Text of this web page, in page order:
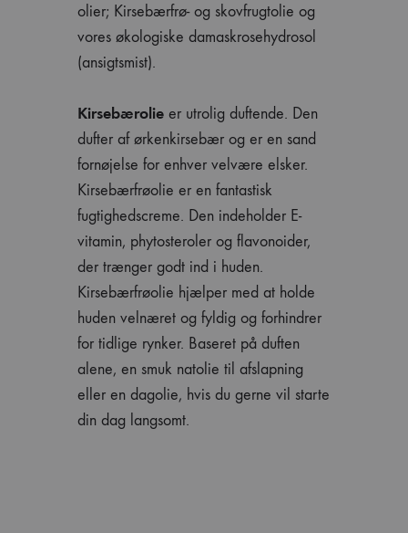
olier; Kirsebærfrø- og skovfrugtolie og
vores økologiske damaskrosehydrosol
(ansigtsmist).
Kirsebærolie er utrolig duftende. Den
dufter af ørkenkirsebær og er en sand
fornøjelse for enhver velvære elsker.
Kirsebærfrøolie er en fantastisk
fugtighedscreme. Den indeholder E-
vitamin, phytosteroler og flavonoider,
der trænger godt ind i huden.
Kirsebærfrøolie hjælper med at holde
huden velnæret og fyldig og forhindrer
for tidlige rynker. Baseret på duften
alene, en smuk natolie til afslapning
eller en dagolie, hvis du gerne vil starte
din dag langsomt.